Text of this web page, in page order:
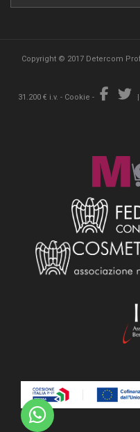
Copyright © 2017 Detercom
31.200 € i.v. - Cookie - |